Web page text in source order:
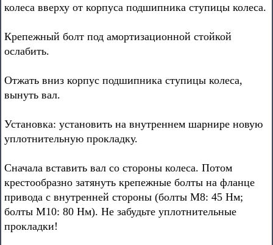
колеса вверху от корпуса подшипника ступицы колеса.
Крепежный болт под амортизационной стойкой
ослабить.
Отжать вниз корпус подшипника ступицы колеса,
вынуть вал.
Установка: установить на внутреннем шарнире новую
уплотнительную прокладку.
Сначала вставить вал со стороны колеса. Потом
крестообразно затянуть крепежные болты на фланце
привода с внутренней стороны (болты М8: 45 Нм;
болты М10: 80 Нм). Не забудьте уплотнительные
прокладки!